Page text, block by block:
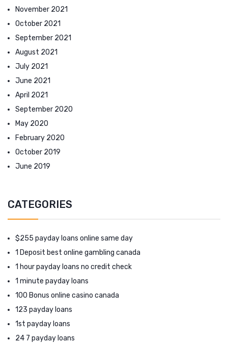
November 2021
October 2021
September 2021
August 2021
July 2021
June 2021
April 2021
September 2020
May 2020
February 2020
October 2019
June 2019
CATEGORIES
$255 payday loans online same day
1 Deposit best online gambling canada
1 hour payday loans no credit check
1 minute payday loans
100 Bonus online casino canada
123 payday loans
1st payday loans
24 7 payday loans